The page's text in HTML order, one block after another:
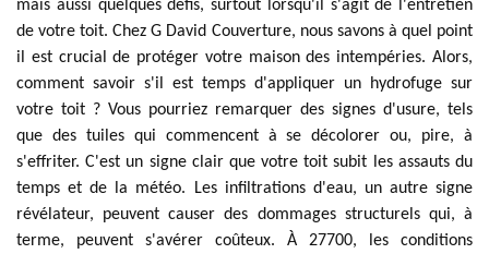
mais aussi quelques défis, surtout lorsqu'il s'agit de l'entretien
de votre toit. Chez G David Couverture, nous savons à quel point
il est crucial de protéger votre maison des intempéries. Alors,
comment savoir s'il est temps d'appliquer un hydrofuge sur
votre toit ? Vous pourriez remarquer des signes d'usure, tels
que des tuiles qui commencent à se décolorer ou, pire, à
s'effriter. C'est un signe clair que votre toit subit les assauts du
temps et de la météo. Les infiltrations d'eau, un autre signe
révélateur, peuvent causer des dommages structurels qui, à
terme, peuvent s'avérer coûteux. À 27700, les conditions